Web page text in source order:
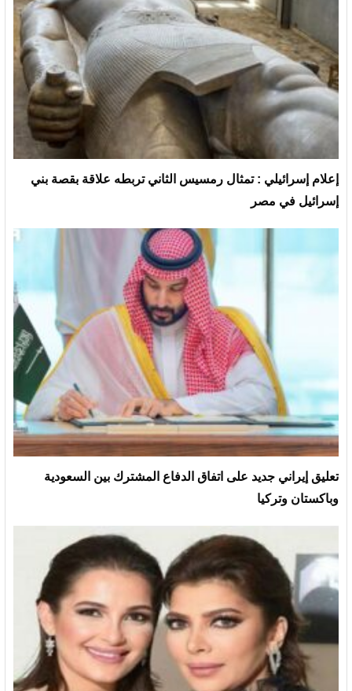
إعلام إسرائيلي : تمثال رمسيس الثاني تربطه علاقة بقصة بني
إسرائيل في مصر
تعليق إيراني جديد على اتفاق الدفاع المشترك بين السعودية
وباكستان وتركيا